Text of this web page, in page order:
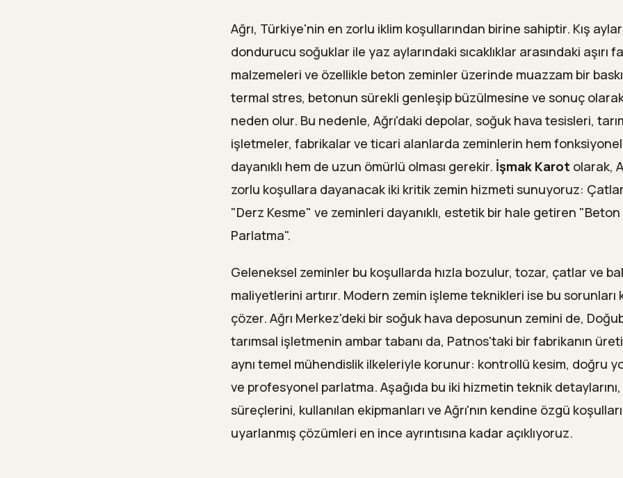
Ağrı, Türkiye'nin en zorlu iklim koşullarından birine sahiptir. Kış
dondurucu soğuklar ile yaz aylarındaki sıcaklıklar arasındaki aşırı
malzemeleri ve özellikle beton zeminler üzerinde muazzam bir
termal stres, betonun sürekli genleşip büzülmesine ve sonuç
neden olur. Bu nedenle, Ağrı'daki depolar, soğuk hava tesisleri,
işletmeler, fabrikalar ve ticari alanlarda zeminlerin hem
dayanıklı hem de uzun ömürlü olması gerekir. İşmak Karot olarak,
zorlu koşullara dayanacak iki kritik zemin hizmeti sunuyoruz:
"Derz Kesme" ve zeminleri dayanıklı, estetik bir hale getiren "Beton
Parlatma".
Geleneksel zeminler bu koşullarda hızla bozulur, tozar, çatlar ve
maliyetlerini artırır. Modern zemin işleme teknikleri ise bu sorunları
çözer. Ağrı Merkez'deki bir soğuk hava deposunun zemini de,
tarımsal işletmenin ambar tabanı da, Patnos'taki bir fabrikanın
aynı temel mühendislik ilkeleriyle korunur: kontrollü kesim, doğru
ve profesyonel parlatma. Aşağıda bu iki hizmetin teknik
süreçlerini, kullanılan ekipmanları ve Ağrı'nın kendine özgü
uyarlanmış çözümleri en ince ayrıntısına kadar açıklıyoruz.